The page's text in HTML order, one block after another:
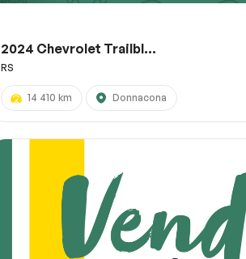
2024 Chevrolet Trailbl...
RS
14 410 km Donnacona